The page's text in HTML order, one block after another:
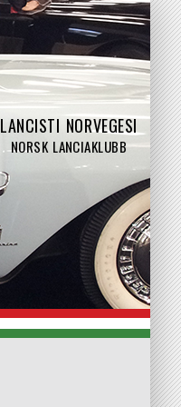
LANCISTI NORVEGESI
NORSK LANCIAKLUBB